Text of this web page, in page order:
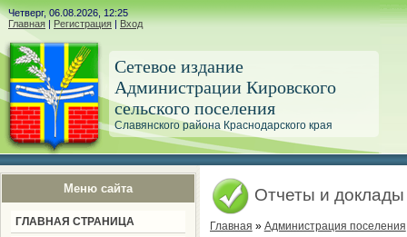
Четверг, 06.08.2026, 12:25
Главная | Регистрация | Вход
Сетевое издание
Администрации Кировского
сельского поселения
Славянского района Краснодарского края
Меню сайта
ГЛАВНАЯ СТРАНИЦА
Отчеты и доклады
Главная » Администрация поселения